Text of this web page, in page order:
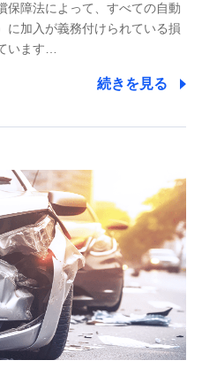
範囲内において個人情報の取
タの項目】
ービス提供等を通じて取得
ータ
レス、お客さまの識別子、
ービスのご利用に関する情
ード番号、性別、年齢、家族
、dポイント利用履歴などが
保障法によって、すべての自動
に加入が義務付けられている損
います…
続きを見る